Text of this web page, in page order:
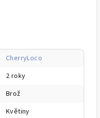
CherryLoco
2 roky
Brož
Květiny